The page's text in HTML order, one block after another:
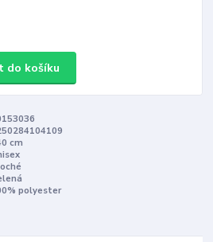
do košíku
cm
polyester